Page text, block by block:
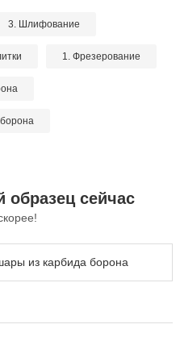
3. Шлифование
1. Фрезерование
образец сейчас
из карбида борона